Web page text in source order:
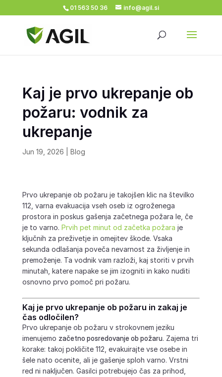
01 563 50 36 info@agil.si
Kaj je prvo ukrepanje ob
požaru: vodnik za
ukrepanje
Jun 19, 2026 Blog
Prvo ukrepanje ob požaru je takojšen klic na številko
112, varna evakuacija vseh oseb iz ogroženega
prostora in poskus gašenja začetnega požara le, če
je to varno. Prvih pet minut od začetka požara je
ključnih za preživetje in omejitev škode. Vsaka
sekunda odlašanja poveča nevarnost za življenje in
premoženje. Ta vodnik vam razloži, kaj storiti v prvih
minutah, katere napake se jim izogniti in kako nuditi
osnovno prvo pomoč pri požaru.
Kaj je prvo ukrepanje ob požaru in zakaj je
čas odločilen?
Prvo ukrepanje ob požaru v strokovnem jeziku
imenujemo začetno posredovanje ob požaru. Zajema tri
korake: takoj pokličite 112, evakuirajte vse osebe in
šele nato ocenite, ali je gašenje sploh varno. Vrstni
red ni naključen. Gasilci potrebujejo čas za prihod,